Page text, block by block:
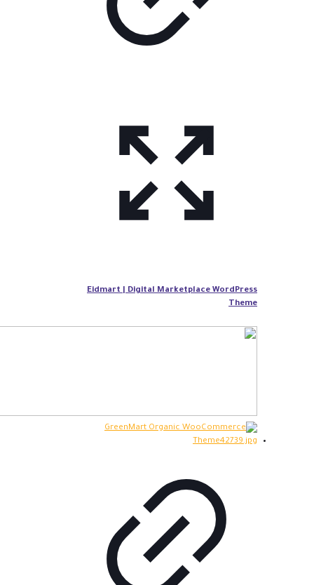
Eidmart | Digital Marketplace WordPress
Theme